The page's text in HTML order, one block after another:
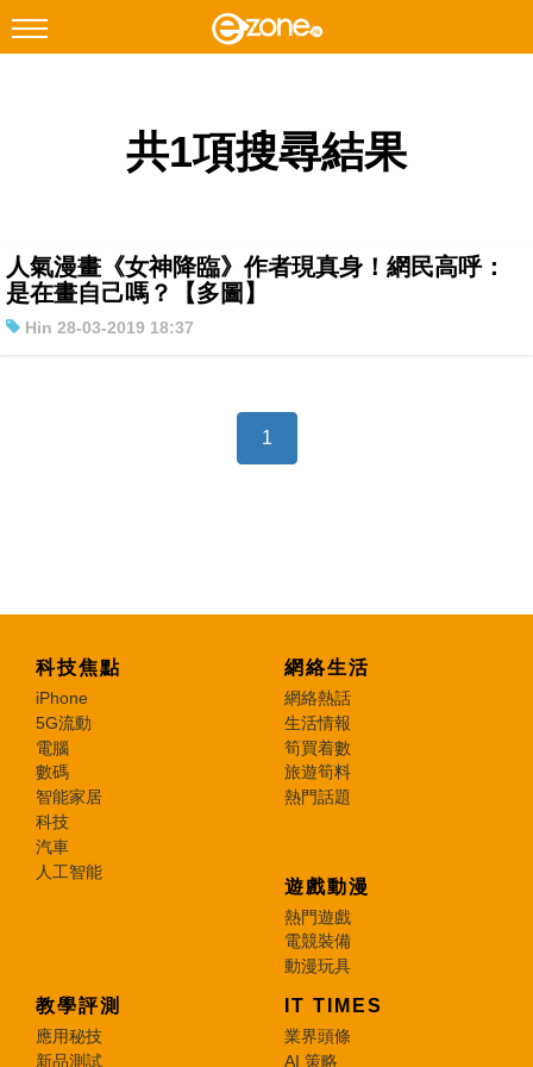
Instagram
遊戲動漫
教學評測
共1項搜尋結果
人氣漫畫《女神降臨》作者現真身！網民高呼：
是在畫自己嗎？【多圖】
Hin 28-03-2019 18:37
1
科技焦點
iPhone
5G流動
電腦
數碼
智能家居
科技
汽車
人工智能
網絡生活
網絡熱話
生活情報
筍買着數
旅遊筍料
熱門話題
遊戲動漫
熱門遊戲
電競裝備
動漫玩具
教學評測
應用秘技
新品測試
IT TIMES
業界頭條
AI 策略